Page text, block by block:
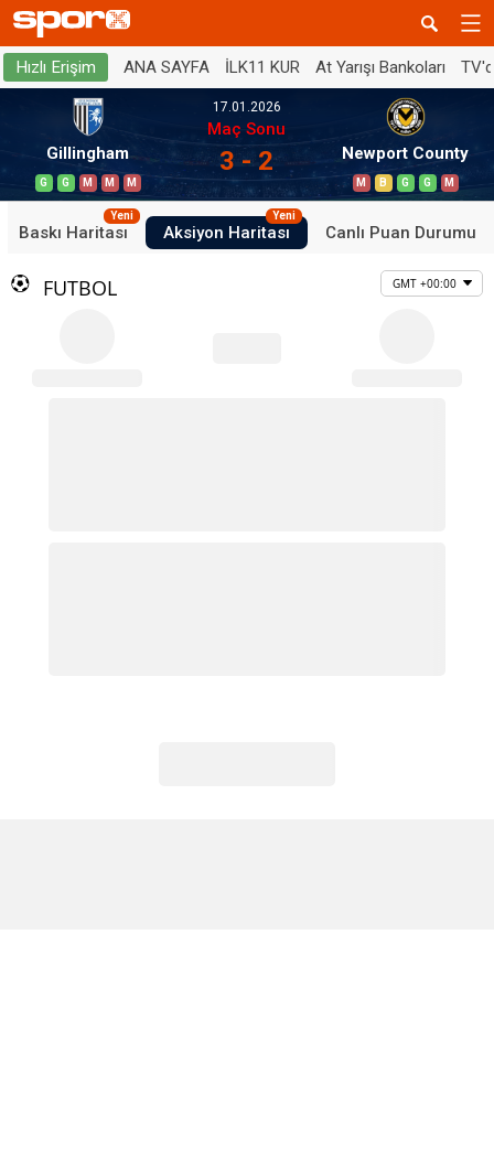
Hızlı Erişim ANA SAYFA İLK11 KUR At Yarışı Bankoları
Gillingham
G G M M M
17.01.2026
Maç Sonu
3 - 2 Newport County
M B G G M
Baskı Haritası
Yeni
Aksiyon Haritası
Yeni
Canlı Puan Durumu
FUTBOL GMT +00:00